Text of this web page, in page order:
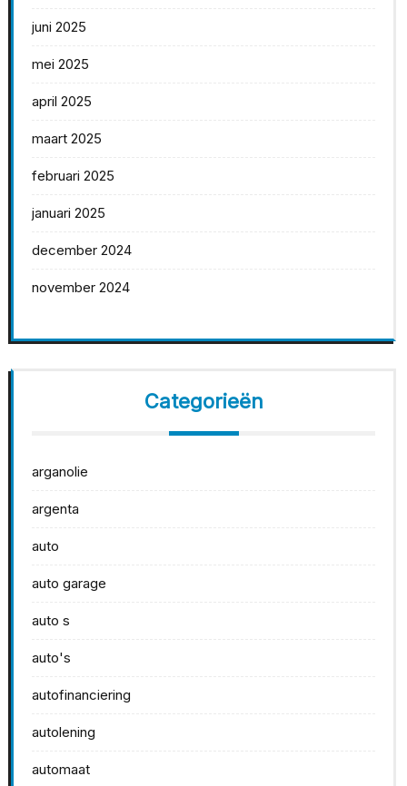
juni 2025
mei 2025
april 2025
maart 2025
februari 2025
januari 2025
december 2024
november 2024
Categorieën
arganolie
argenta
auto
auto garage
auto s
auto's
autofinanciering
autolening
automaat